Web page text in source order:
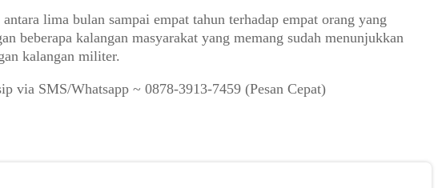
lima bulan sampai empat tahun terhadap empat orang yang
beberapa kalangan masyarakat yang memang sudah menunjukkan
kalangan militer.
via SMS/Whatsapp ~ 0878-3913-7459 (Pesan Cepat)